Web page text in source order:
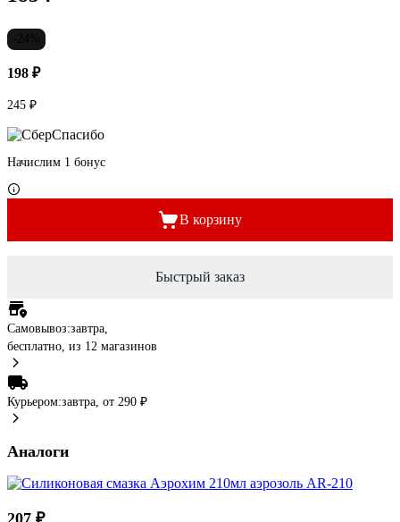
198 ₽
245 ₽
Начислим 1 бонус
В корзину
Быстрый заказ
Самовывоз:завтра,
бесплатно, из 12 магазинов
Курьером:завтра, от 290 ₽
Аналоги
207 ₽